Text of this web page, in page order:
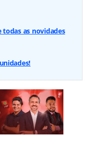
todas as novidades